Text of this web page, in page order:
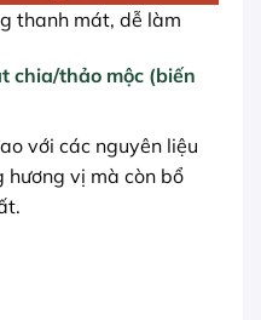
thanh mát, dễ làm
chia/thảo mộc (biến
với các nguyên liệu
hương vị mà còn bổ